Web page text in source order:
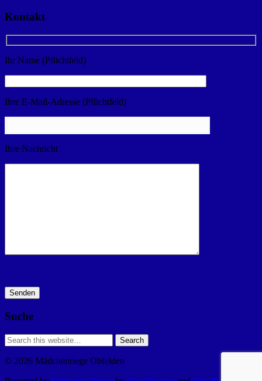
Kontakt
Ihr Name (Pflichtfeld)
Ihre E-Mail-Adresse (Pflichtfeld)
Ihre Nachricht
Suche
© 2026 Mädchenriege Obfelden